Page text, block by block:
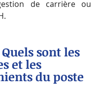
de carrière ou
Quels sont les
et les
du poste